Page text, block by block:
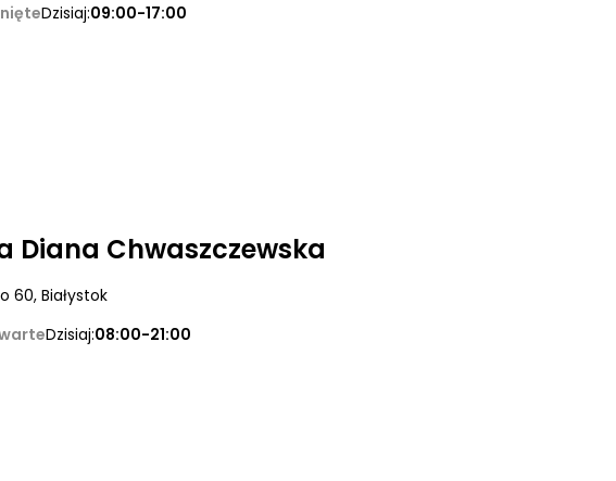
Dzisiaj:09:00-17:00
Diana Chwaszczewska
60, Białystok
Dzisiaj:08:00-21:00